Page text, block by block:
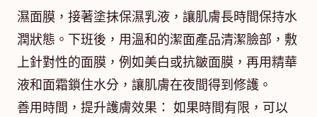
濕面膜，接著塗抹保濕乳液，讓肌膚長時間保持水
潤狀態。下班後，用溫和的潔面產品清潔臉部，敷
上針對性的面膜，例如美白或抗皺面膜，再用精華
液和面霜鎖住水分，讓肌膚在夜間得到修護。
善用時間，提升護膚效果： 如果時間有限，可以